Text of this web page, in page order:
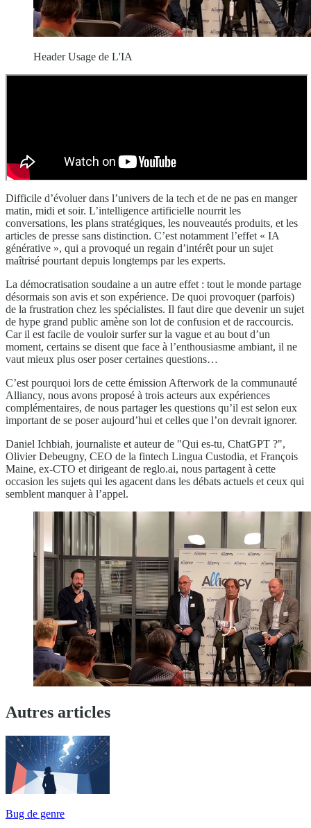
Header Usage de L'IA
Difficile d’évoluer dans l’univers de la tech et de ne pas en manger
matin, midi et soir. L’intelligence artificielle nourrit les
conversations, les plans stratégiques, les nouveautés produits, et les
articles de presse sans distinction. C’est notamment l’effet « IA
générative », qui a provoqué un regain d’intérêt pour un sujet
maîtrisé pourtant depuis longtemps par les experts.
La démocratisation soudaine a un autre effet : tout le monde partage
désormais son avis et son expérience. De quoi provoquer (parfois)
de la frustration chez les spécialistes. Il faut dire que devenir un sujet
de hype grand public amène son lot de confusion et de raccourcis.
Car il est facile de vouloir surfer sur la vague et au bout d’un
moment, certains se disent que face à l’enthousiasme ambiant, il ne
vaut mieux plus oser poser certaines questions…
C’est pourquoi lors de cette émission Afterwork de la communauté
Alliancy, nous avons proposé à trois acteurs aux expériences
complémentaires, de nous partager les questions qu’il est selon eux
important de se poser aujourd’hui et celles que l’on devrait ignorer.
Daniel Ichbiah, journaliste et auteur de "Qui es-tu, ChatGPT ?",
Olivier Debeugny, CEO de la fintech Lingua Custodia, et François
Maine, ex-CTO et dirigeant de reglo.ai, nous partagent à cette
occasion les sujets qui les agacent dans les débats actuels et ceux qui
semblent manquer à l’appel.
Autres articles
Bug de genre